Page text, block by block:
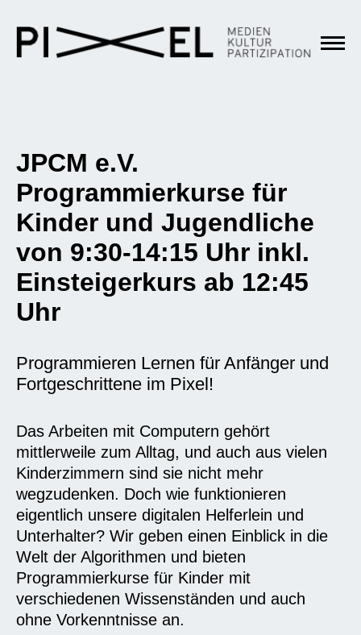
JPCM e.V.
Programmierkurse für
Kinder und Jugendliche
von 9:30-14:15 Uhr inkl.
Einsteigerkurs ab 12:45
Uhr
Programmieren Lernen für Anfänger und
Fortgeschrittene im Pixel!
Das Arbeiten mit Computern gehört
mittlerweile zum Alltag, und auch aus vielen
Kinderzimmern sind sie nicht mehr
wegzudenken. Doch wie funktionieren
eigentlich unsere digitalen Helferlein und
Unterhalter? Wir geben einen Einblick in die
Welt der Algorithmen und bieten
Programmierkurse für Kinder mit
verschiedenen Wissenständen und auch
ohne Vorkenntnisse an.